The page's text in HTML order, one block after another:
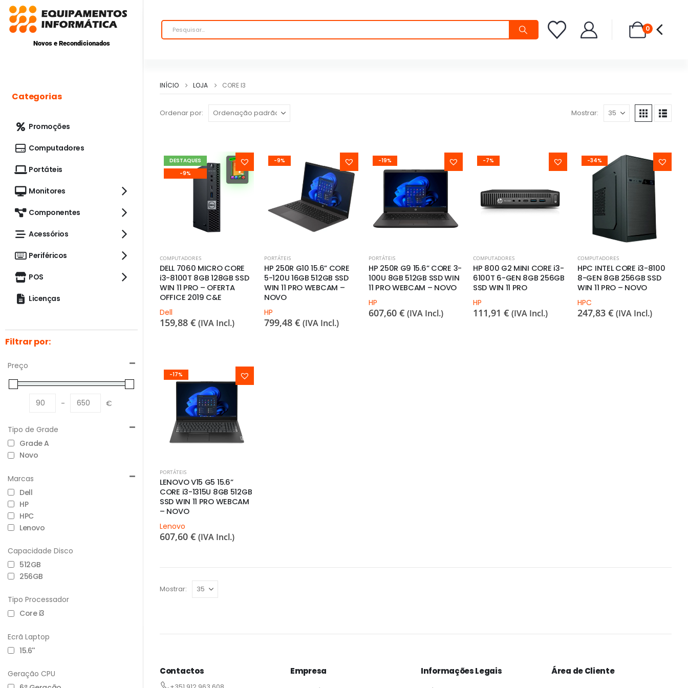
Novos e Recondicionados
0
INÍCIO LOJA CORE I3
Ordenar por: Mostrar:
DESTAQUES
-9%
COMPUTADORES
DELL 7060 MICRO CORE
i3-8100T 8GB 128GB SSD
WIN 11 PRO – OFERTA
OFFICE 2019 C&E
Dell
159,88 € (IVA Incl.)
-9%
PORTÁTEIS
HP 250R G10 15.6” CORE
5-120U 16GB 512GB SSD
WIN 11 PRO WEBCAM –
NOVO
HP
799,48 € (IVA Incl.)
-19%
PORTÁTEIS
HP 250R G9 15.6” CORE 3-
100U 8GB 512GB SSD WIN
11 PRO WEBCAM – NOVO
HP
607,60 € (IVA Incl.)
-7%
COMPUTADORES
HP 800 G2 MINI CORE i3-
6100T 6-GEN 8GB 256GB
SSD WIN 11 PRO
HP
111,91 € (IVA Incl.)
-34%
COMPUTADORES
HPC INTEL CORE i3-8100
8-GEN 8GB 256GB SSD
WIN 11 PRO – NOVO
HPC
247,83 € (IVA Incl.)
-17%
PORTÁTEIS
LENOVO V15 G5 15.6”
CORE i3-1315U 8GB 512GB
SSD WIN 11 PRO WEBCAM
– NOVO
Lenovo
607,60 € (IVA Incl.)
Mostrar:
Categorias
Promoções
Computadores
Portáteis
Monitores
Componentes
Acessórios
Periféricos
POS
Licenças
Filtrar por:
Preço
Minimum Price
-
Maximum Price
€
Tipo de Grade
Grade A
Novo
Marcas
Dell
HP
HPC
Lenovo
Capacidade Disco
512GB
256GB
Tipo Processador
Core i3
Ecrã Laptop
15.6''
Geração CPU
Contactos Empresa Informações Legais Área de Cliente